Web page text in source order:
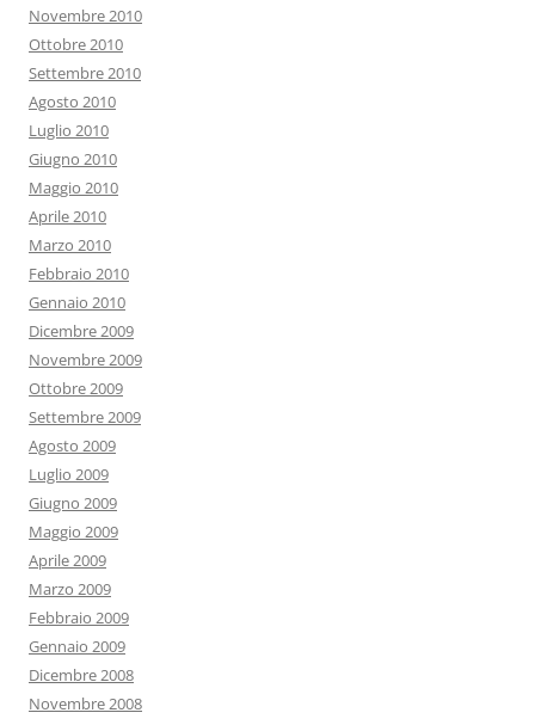
Novembre 2010
Ottobre 2010
Settembre 2010
Agosto 2010
Luglio 2010
Giugno 2010
Maggio 2010
Aprile 2010
Marzo 2010
Febbraio 2010
Gennaio 2010
Dicembre 2009
Novembre 2009
Ottobre 2009
Settembre 2009
Agosto 2009
Luglio 2009
Giugno 2009
Maggio 2009
Aprile 2009
Marzo 2009
Febbraio 2009
Gennaio 2009
Dicembre 2008
Novembre 2008